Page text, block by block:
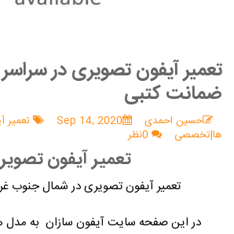
تعمیر آیفون تصویری در سراسر
ضمانت کتبی
حسین احمدی Sep 14, 2020
تعمیر
ها|تخصصی
تعمیر آیفون
تعمیر آیفون تصویری در شمال جنوب
در این صفحه سایت آیفون سازان به